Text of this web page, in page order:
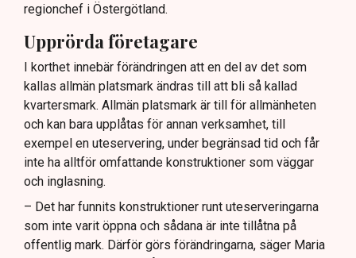
regionchef i Östergötland.
Upprörda företagare
I korthet innebär förändringen att en del av det som
kallas allmän platsmark ändras till att bli så kallad
kvartersmark. Allmän platsmark är till för allmänheten
och kan bara upplåtas för annan verksamhet, till
exempel en uteservering, under begränsad tid och får
inte ha alltför omfattande konstruktioner som väggar
och inglasning.
– Det har funnits konstruktioner runt uteserveringarna
som inte varit öppna och sådana är inte tillåtna på
offentlig mark. Därför görs förändringarna, säger Maria